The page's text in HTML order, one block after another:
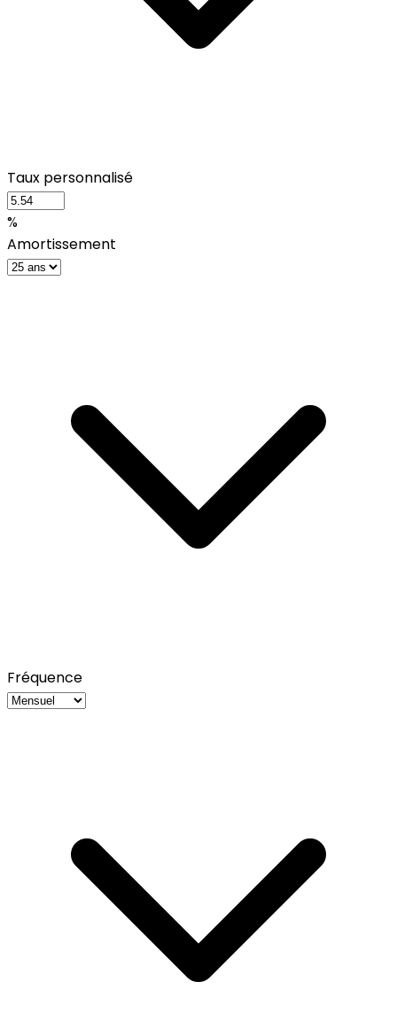
Taux personnalisé
%
Amortissement
Fréquence